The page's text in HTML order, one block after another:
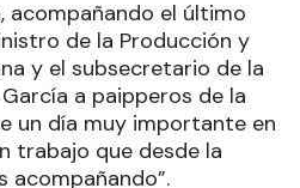
acompañando el último
de la Producción y
y el subsecretario de la
a paipperos de la
un día muy importante en
trabajo que desde la
acompañando”.